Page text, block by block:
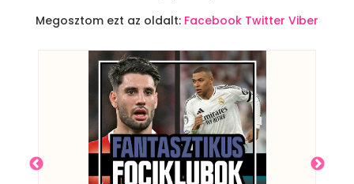
Megosztom ezt az oldalt: Facebook Twitter Viber